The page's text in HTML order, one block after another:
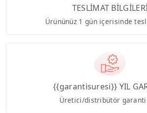
TESLİMAT
Ürününüz 1 gün içerisinde
{{garantisuresi}} YIL
Üretici/distribütör